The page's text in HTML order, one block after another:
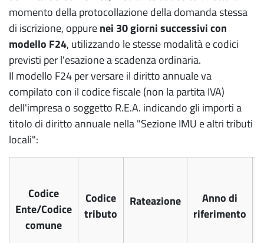
Customer satisfaction
Disciplinari d'uso dei Marchi Collettivi
Comitato imprenditoria femminile
Cassa depositi e prestiti
Pagamenti Pago PA
Avvisi e procedure attivi
Comunicati stampa
2026-2031
momento della protocollazione della domanda stessa
di iscrizione, oppurenei 30 giorni successivi con
modello F24, utilizzando le stesse modalità e codici
previsti per l'esazione a scadenza ordinaria.
Il modello F24 per versare il diritto annuale va
compilato con il codice fiscale (non la partita IVA)
dell'impresa o soggetto R.E.A. indicando gli importi a
titolo di diritto annuale nella "Sezione IMU e altri tributi
locali":
Codice
Ente/Codice
comune
Codice
tributo
Rateazione
Anno di
riferimento